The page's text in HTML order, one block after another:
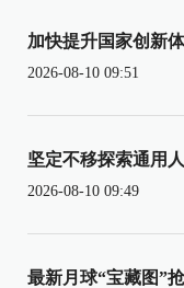
加快提升国家创新
2026-08-10 09:51
坚定不移探索通用
2026-08-10 09:49
最新月球“宝藏图”